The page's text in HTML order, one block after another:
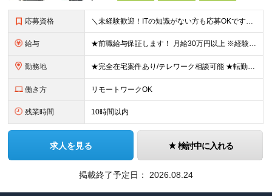
応募資格 ＼未経験歓迎！ITの知識がない方も応募OKです◎／ ※学歴不問・第二新卒OK ＜こんな方にぴったりです＞ ・自分らしく働ける環境がいい方 ・気軽に相談できる相手が欲しい方 ・ワークライフバランスを大
給与 ★前職給与保証します！ 月給30万円以上 ※経験・スキルを考慮の上、決定します。 ※上記月給には固定残業代（35時間分／5万2,500円～）を含みます ※固定残業代は給与に応じて変動します ※残業
勤務地 ★完全在宅案件あり/テレワーク相談可能 ★転勤なし 東京都中央区日本橋久松町11-8 REGRARD NINGYOCHO B1F ┗一都三県（東京・神奈川・千葉・埼玉）の案件先へ勤務いただきます。
働き方 リモートワークOK
残業時間 10時間以内
求人を見る 検討中に入れる
掲載終了予定日： 2026.08.24